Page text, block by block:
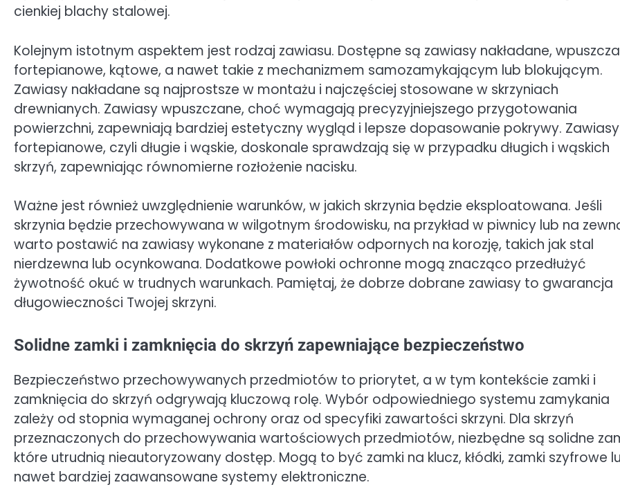
cienkiej blachy stalowej.
Kolejnym istotnym aspektem jest rodzaj zawiasu. Dostępne są zawiasy nakładane,
fortepianowe, kątowe, a nawet takie z mechanizmem samozamykającym lub blokującym.
Zawiasy nakładane są najprostsze w montażu i najczęściej stosowane w skrzyniach
drewnianych. Zawiasy wpuszczane, choć wymagają precyzyjniejszego przygotowania
powierzchni, zapewniają bardziej estetyczny wygląd i lepsze dopasowanie pokrywy. Zawiasy
fortepianowe, czyli długie i wąskie, doskonale sprawdzają się w przypadku długich i wąskich
skrzyń, zapewniając równomierne rozłożenie nacisku.
Ważne jest również uwzględnienie warunków, w jakich skrzynia będzie eksploatowana. Jeśli
skrzynia będzie przechowywana w wilgotnym środowisku, na przykład w piwnicy lub na
warto postawić na zawiasy wykonane z materiałów odpornych na korozję, takich jak stal
nierdzewna lub ocynkowana. Dodatkowe powłoki ochronne mogą znacząco przedłużyć
żywotność okuć w trudnych warunkach. Pamiętaj, że dobrze dobrane zawiasy to gwarancja
długowieczności Twojej skrzyni.
Solidne zamki i zamknięcia do skrzyń zapewniające bezpieczeństwo
Bezpieczeństwo przechowywanych przedmiotów to priorytet, a w tym kontekście zamki i
zamknięcia do skrzyń odgrywają kluczową rolę. Wybór odpowiedniego systemu zamykania
zależy od stopnia wymaganej ochrony oraz od specyfiki zawartości skrzyni. Dla skrzyń
przeznaczonych do przechowywania wartościowych przedmiotów, niezbędne są solidne
które utrudnią nieautoryzowany dostęp. Mogą to być zamki na klucz, kłódki, zamki szyfrowe
nawet bardziej zaawansowane systemy elektroniczne.